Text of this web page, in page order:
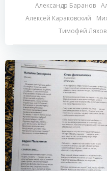
Александр Баранов
Алексей Караковский
Тимофей